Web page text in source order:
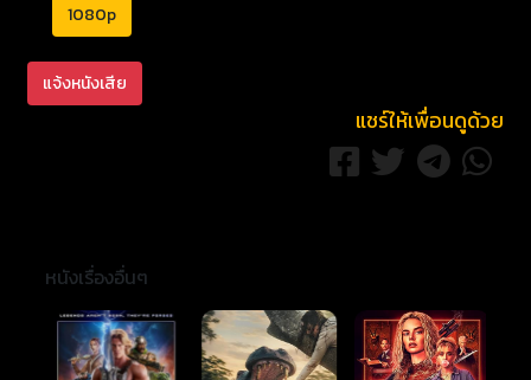
1080p
แจ้งหนังเสีย
แชร์ให้เพื่อนดูด้วย
หนังเรื่องอื่นๆ